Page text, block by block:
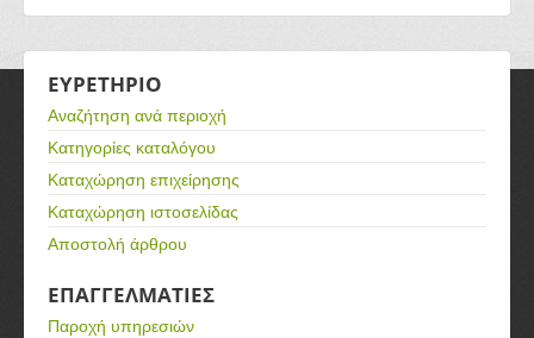
ΕΥΡΕΤΗΡΙΟ
Αναζήτηση ανά περιοχή
Κατηγορίες καταλόγου
Καταχώρηση επιχείρησης
Καταχώρηση ιστοσελίδας
Αποστολή άρθρου
ΕΠΑΓΓΕΛΜΑΤΙΕΣ
Παροχή υπηρεσιών